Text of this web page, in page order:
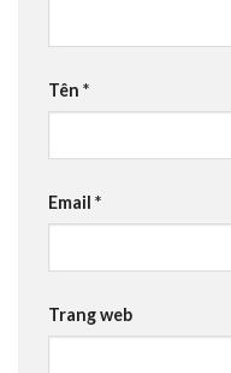
Tên *
Email *
Trang web